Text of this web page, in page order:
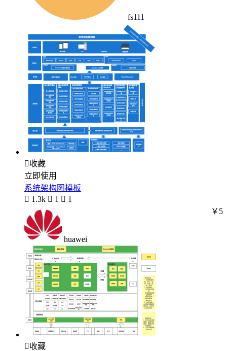
fs111
收藏
立即使用
系统架构图模板
 1.3k  1  1
huawei
￥5
收藏